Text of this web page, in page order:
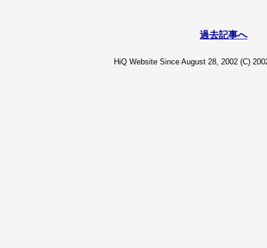
過去記事へ
HiQ Website Since August 28, 2002 (C)